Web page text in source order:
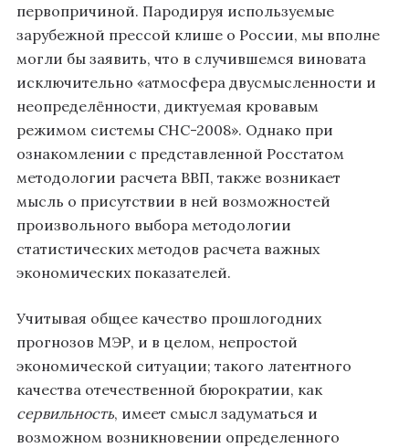
первопричиной. Пародируя используемые
зарубежной прессой клише о России, мы вполне
могли бы заявить, что в случившемся виновата
исключительно «атмосфера двусмысленности и
неопределённости, диктуемая кровавым
режимом системы СНС-2008». Однако при
ознакомлении с представленной Росстатом
методологии расчета ВВП, также возникает
мысль о присутствии в ней возможностей
произвольного выбора методологии
статистических методов расчета важных
экономических показателей.
Учитывая общее качество прошлогодних
прогнозов МЭР, и в целом, непростой
экономической ситуации; такого латентного
качества отечественной бюрократии, как
сервильность, имеет смысл задуматься и
возможном возникновении определенного